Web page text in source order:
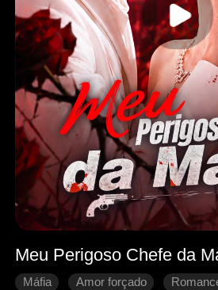
Meu Perigoso Chefe da
Máfia Amor forçado